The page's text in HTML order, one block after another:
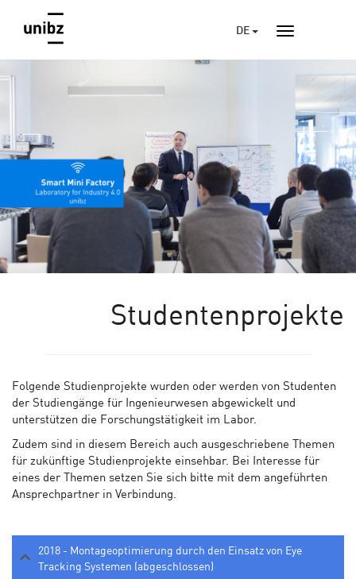
DE
Studentenprojekte
Folgende Studienprojekte wurden oder werden von Studenten
der Studiengänge für Ingenieurwesen abgewickelt und
unterstützen die Forschungstätigkeit im Labor.
Zudem sind in diesem Bereich auch ausgeschriebene Themen
für zukünftige Studienprojekte einsehbar. Bei Interesse für
eines der Themen setzen Sie sich bitte mit dem angeführten
Ansprechpartner in Verbindung.
2018 - Montageoptimierung durch den Einsatz von Eye
Tracking Systemen (abgeschlossen)